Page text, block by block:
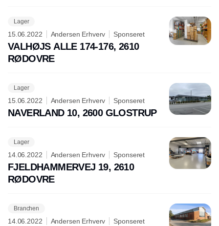
Lager
15.06.2022 Andersen Erhverv Sponseret
VALHØJS ALLE 174-176, 2610
RØDOVRE
Lager
15.06.2022 Andersen Erhverv Sponseret
NAVERLAND 10, 2600 GLOSTRUP
Lager
14.06.2022 Andersen Erhverv Sponseret
FJELDHAMMERVEJ 19, 2610
RØDOVRE
Branchen
14.06.2022 Andersen Erhverv Sponseret